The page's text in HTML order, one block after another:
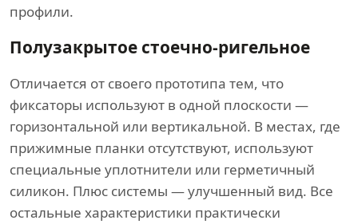
профили.
Полузакрытое стоечно-ригельное
Отличается от своего прототипа тем, что
фиксаторы используют в одной плоскости —
горизонтальной или вертикальной. В местах, где
прижимные планки отсутствуют, используют
специальные уплотнители или герметичный
силикон. Плюс системы — улучшенный вид. Все
остальные характеристики практически